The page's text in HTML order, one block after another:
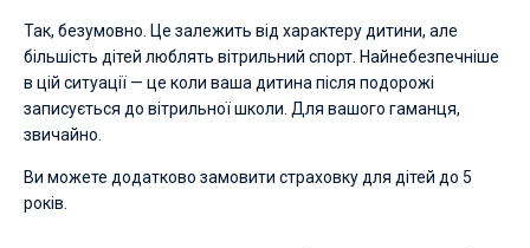
Так, безумовно. Це залежить від характеру дитини, але
більшість дітей люблять вітрильний спорт. Найнебезпечніше
в цій ситуації — це коли ваша дитина після подорожі
записується до вітрильної школи. Для вашого гаманця,
звичайно.
Ви можете додатково замовити страховку для дітей до 5
років.